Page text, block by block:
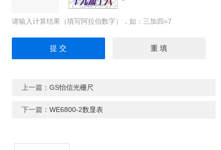
请输入计算结果（填写阿拉伯数字），如：三加四=7
上一篇： GS怡信光栅尺
下一篇： WE6800-2数显表